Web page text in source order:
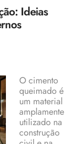
Ideias
Ocimento
queimado é
um material
amplamente
utilizado na
construção